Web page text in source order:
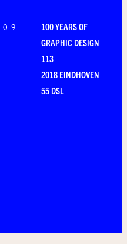
0-9
100 YEARS OF
GRAPHIC DESIGN
113
2018 EINDHOVEN
55 DSL